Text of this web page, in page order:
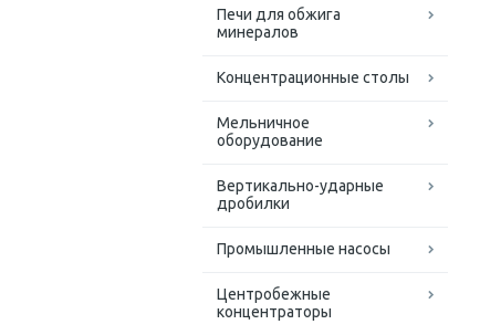
Печи для обжига
минералов
Концентрационные столы
Мельничное
оборудование
Вертикально-ударные
дробилки
Промышленные насосы
Центробежные
концентраторы